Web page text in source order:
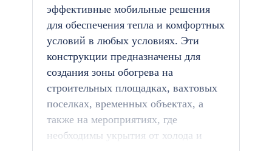
эффективные мобильные решения
для обеспечения тепла и комфортных
условий в любых условиях. Эти
конструкции предназначены для
создания зоны обогрева на
строительных площадках, вахтовых
поселках, временных объектах, а
также на мероприятиях, где
необходимы укрытия от холода и